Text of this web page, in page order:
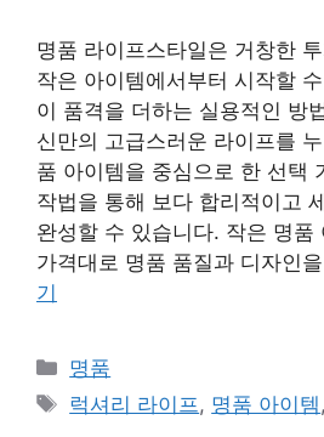
명품 라이프스타일은 거창한
작은 아이템에서부터 시작할
이 품격을 더하는 실용적인 방
신만의 고급스러운 라이프를
품 아이템을 중심으로 한 선택
작법을 통해 보다 합리적이고
완성할 수 있습니다. 작은 명품
가격대로 명품 품질과 디자인
기
카
테
고
명품
태
럭셔리 라이프 , 명품 아이템 ,